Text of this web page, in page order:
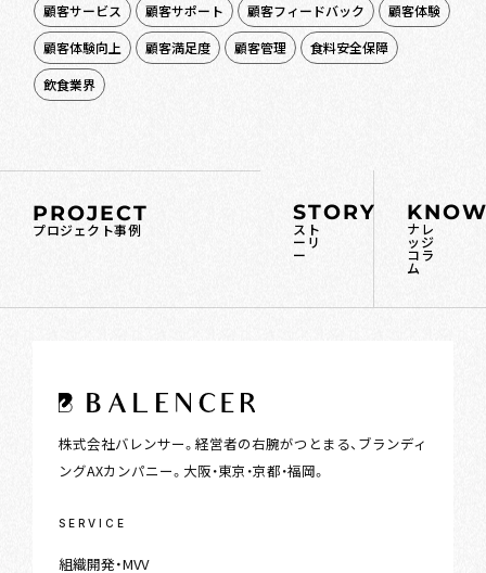
顧客サービス
顧客サポート 顧客フィードバック
顧客体験
顧客体験向上
顧客満足度 顧客管理
食料安全保障
飲食業界
PROJECT
プロジェクト事例
STORY
スト
ーリ
ー
ナレ
ッジ
コラ
ム
株式会社バレンサー。経営者の右腕がつとまる、ブランディ
ングAXカンパニー。大阪・東京・京都・福岡。
SERVICE
組織開発・MVV